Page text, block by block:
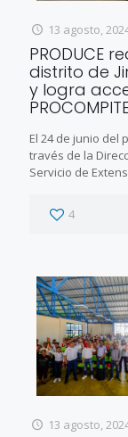
13 agosto,
PRODUCE
distrito de
y logra
El 24 de junio del
través de la
Servicio de
4
13 agosto,